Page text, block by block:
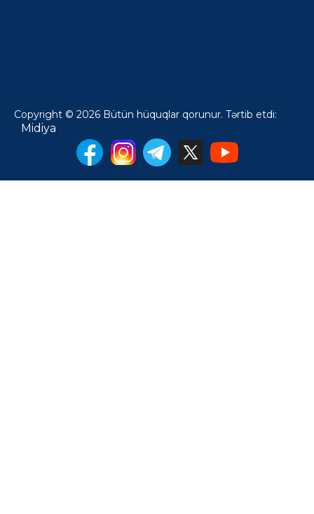
Copyright © 2026 Bütün hüquqlar qorunur. Tərtib etdi:
Midiya